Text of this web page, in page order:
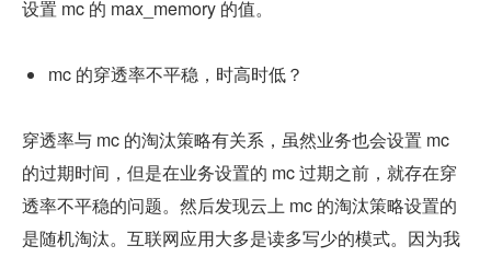
设置 mc 的 max_memory 的值。
mc 的穿透率不平稳，时高时低？
穿透率与 mc 的淘汰策略有关系，虽然业务也会设置 mc
的过期时间，但是在业务设置的 mc 过期之前，就存在穿
透率不平稳的问题。然后发现云上 mc 的淘汰策略设置的
是随机淘汰。互联网应用大多是读多写少的模式。因为我